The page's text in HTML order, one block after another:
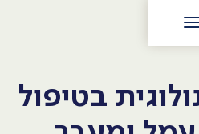
בטיפול